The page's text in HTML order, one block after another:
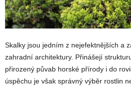
Skalky jsou jedním z nejefektnějších a
zahradní architektury. Přinášejí
přirozený půvab horské přírody i do
úspěchu je však správný výběr rostlin